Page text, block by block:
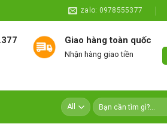
zalo: 0978555377
Giao hàng toàn quốc
Nhận hàng giao tiền